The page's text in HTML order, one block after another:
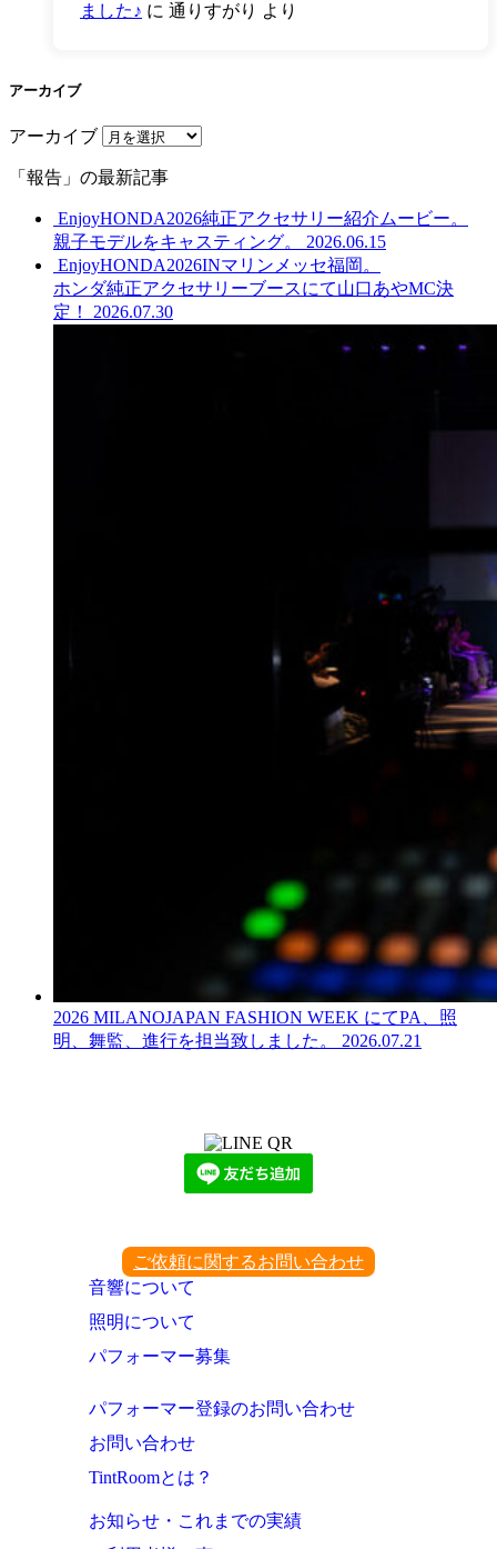
ました♪ に 通りすがり より
アーカイブ
アーカイブ
「報告」の最新記事
EnjoyHONDA2026純正アクセサリー紹介ムービー。
親子モデルをキャスティング。
2026.06.15
EnjoyHONDA2026INマリンメッセ福岡。
ホンダ純正アクセサリーブースにて山口あやMC決
定！
2026.07.30
2026 MILANOJAPAN FASHION WEEK にてPA、照
明、舞監、進行を担当致しました。
2026.07.21
ご依頼に関するお問い合わせ
音響について
照明について
パフォーマー募集
パフォーマー登録のお問い合わせ
お問い合わせ
TintRoomとは？
お知らせ・これまでの実績